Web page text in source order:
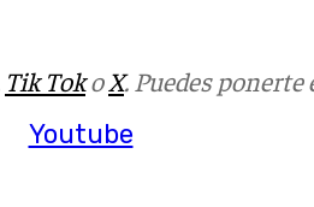
Youtube
Tik TokoX. Puedes